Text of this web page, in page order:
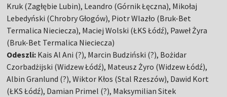
Kruk (Zagłębie Lubin), Leandro (Górnik Łęczna), Mikołaj
Lebedyński (Chrobry Głogów), Piotr Wlazło (Bruk-Bet
Termalica Nieciecza), Maciej Wolski (ŁKS Łódź), Paweł Żyra
(Bruk-Bet Termalica Nieciecza)
Odeszli: Kais Al Ani (?), Marcin Budziński (?), Bożidar
Czorbadżijski (Widzew Łódź), Mateusz Żyro (Widzew Łódź),
Albin Granlund (?), Wiktor Kłos (Stal Rzeszów), Dawid Kort
(ŁKS Łódź), Damian Primel (?), Maksymilian Sitek